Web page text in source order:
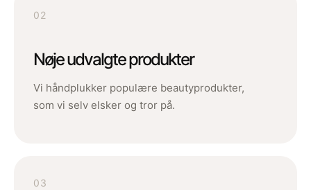
02
Nøje udvalgte produkter
Vi håndplukker populære beautyprodukter,
som vi selv elsker og tror på.
03